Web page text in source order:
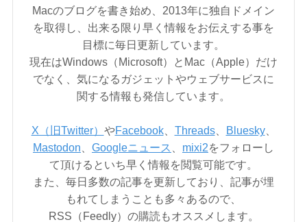
Macのブログを書き始め、2013年に独自ドメイン
を取得し、出来る限り早く情報をお伝えする事を
目標に毎日更新しています。
現在はWindows（Microsoft）とMac（Apple）だけ
でなく、気になるガジェットやウェブサービスに
関する情報も発信しています。
X（旧Twitter） やFacebook、 Threads、 Bluesky、
Mastodon
Googleニュース mixi2をフォローし
て頂けるといち早く情報を閲覧可能です。
また、毎日多数の記事を更新しており、記事が埋
もれてしまうことも多々あるので、
RSS（Feedly）の購読もオススメします。